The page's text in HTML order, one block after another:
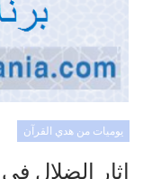
يوميات من هدي القرآن
اثار الضلال